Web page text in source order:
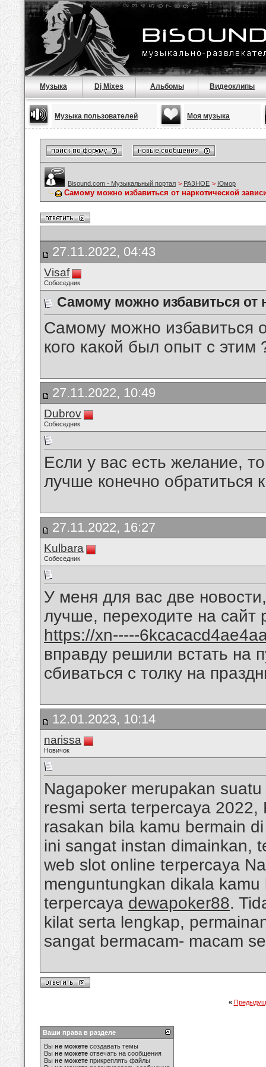
Музыка Dj Mixes Альбомы Видеоклипы
Музыка пользователей Моя музыка
Bisound.com - Музыкальный портал > РАЗНОЕ > Юмор
Самому можно избавиться от наркотической
27.11.2022, 04:43
Visaf
Собеседник
Самому можно избавиться от
Самому можно избавиться
кого какой был опыт с этим
27.11.2022, 10:49
Dubrov
Собеседник
Если у вас есть желание,
лучше конечно обратиться
27.11.2022, 16:27
Kulbara
Собеседник
У меня для вас две
лучше, переходите на сайт
https://xn-----
вправду решили встать на
сбиваться с толку на
12.01.2023, 10:14
narissa
Новичок
Nagapoker merupakan
resmi serta terpercaya
rasakan bila kamu bermain
ini sangat instan dimainkan,
web slot online terpercaya
menguntungkan dikala
terpercaya dewapoker88.
kilat serta lengkap,
sangat bermacam- macam
«
Ваши права в разделе
Вы не можете создавать темы
Вы не можете отвечать на сообщения
Вы не можете прикреплять файлы